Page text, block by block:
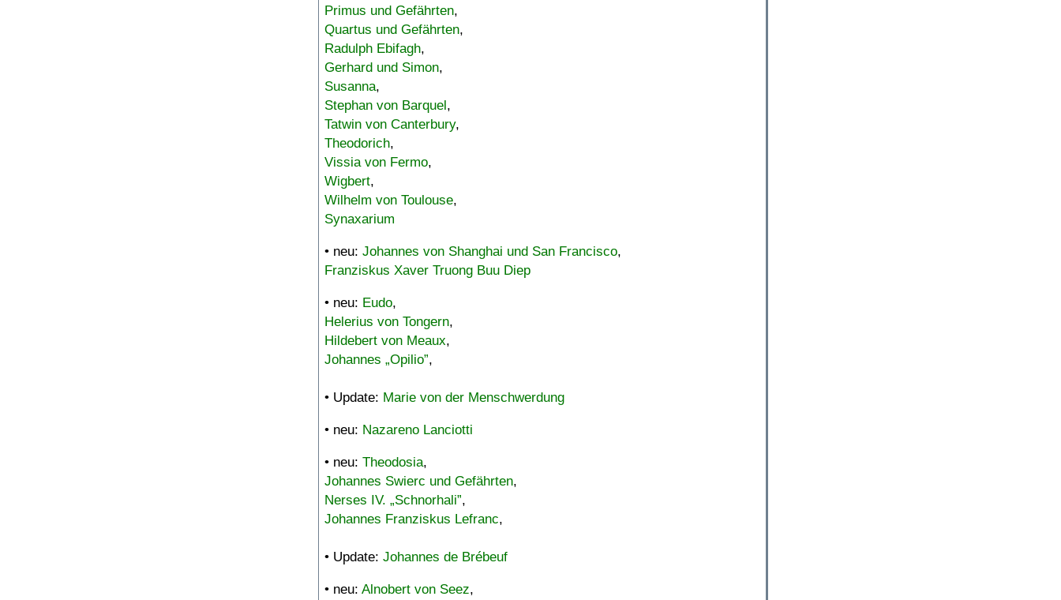
Primus und Gefährten,
Quartus und Gefährten,
Radulph Ebifagh,
Gerhard und Simon,
Susanna,
Stephan von Barquel,
Tatwin von Canterbury,
Theodorich,
Vissia von Fermo,
Wigbert,
Wilhelm von Toulouse,
Synaxarium
• neu: Johannes von Shanghai und San Francisco,
Franziskus Xaver Truong Buu Diep
• neu: Eudo,
Helerius von Tongern,
Hildebert von Meaux,
Johannes „Opilio”,
• Update: Marie von der Menschwerdung
• neu: Nazareno Lanciotti
• neu: Theodosia,
Johannes Swierc und Gefährten,
Nerses IV. „Schnorhali”,
Johannes Franziskus Lefranc,
• Update: Johannes de Brébeuf
• neu: Alnobert von Seez,